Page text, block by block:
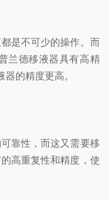
是不可少的操作。而
兰德移液器具有高精
的精度更高。
靠性，而这又需要移
高重复性和精度，使